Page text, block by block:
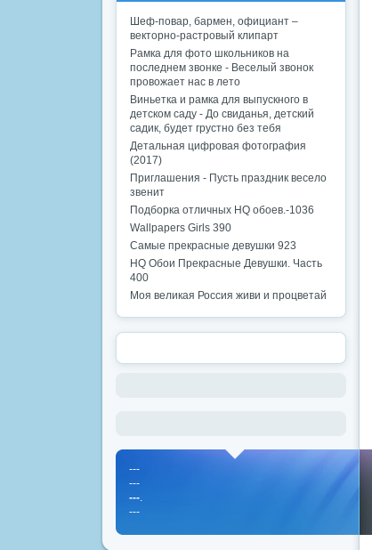
Шеф-повар, бармен, официант –
векторно-растровый клипарт
Рамка для фото школьников на
последнем звонке - Веселый звонок
провожает нас в лето
Виньетка и рамка для выпускного в
детском саду - До свиданья, детский
садик, будет грустно без тебя
Детальная цифровая фотография
(2017)
Приглашения - Пусть праздник весело
звенит
Подборка отличных HQ обоев.-1036
Wallpapers Girls 390
Самые прекрасные девушки 923
HQ Обои Прекрасные Девушки. Часть
400
Моя великая Россия живи и процветай
---
---
---.
---